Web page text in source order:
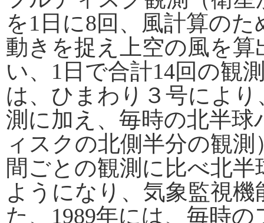
を1日に8回、風計算の
動きを捉え上空の風を
い、1日で合計14回の観
は、ひまわり３号によ
測に加え、毎時の北半
ィスクの北側半分の観
間ごとの観測に比べ北
ようになり、気象監視
た、1989年には、毎時